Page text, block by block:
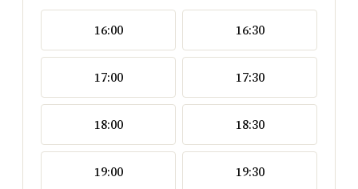
16:00 16:30
17:00 17:30
18:00 18:30
19:00 19:30